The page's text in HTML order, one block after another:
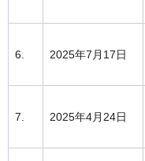
6. 2025年7月17日
7. 2025年4月24日